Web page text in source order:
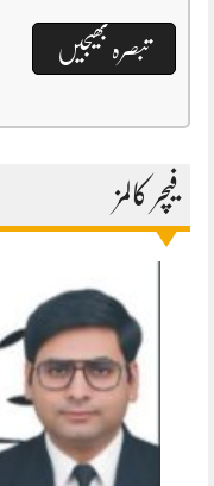
فیچر کالمز